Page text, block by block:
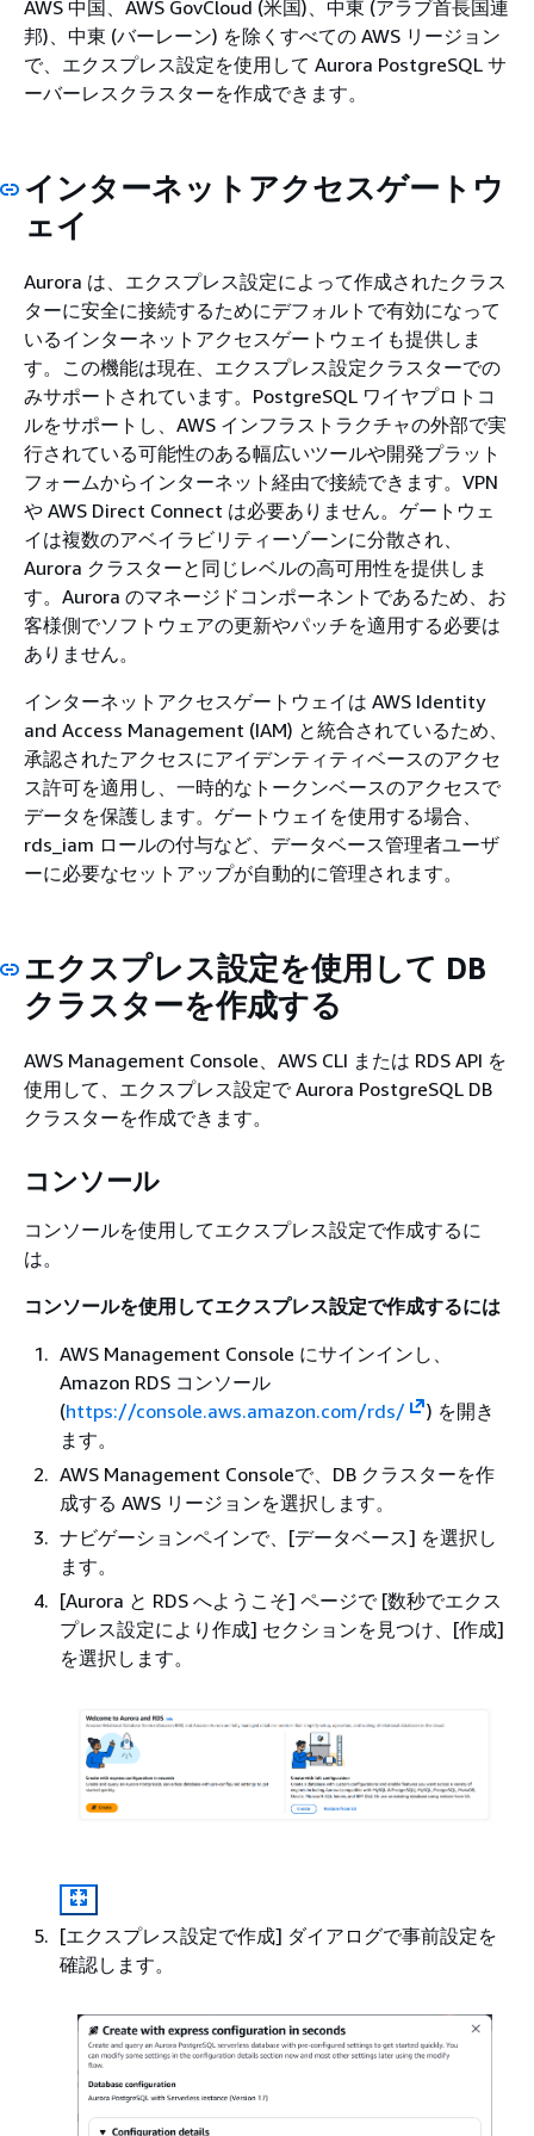
AWS 中国、AWS GovCloud (米国)、中東 (アラブ首長国連
邦)、中東 (バーレーン) を除くすべての AWS リージョン
で、エクスプレス設定を使用して Aurora PostgreSQL サ
ーバーレスクラスターを作成できます。
インターネットアクセスゲートウ
ェイ
Aurora は、エクスプレス設定によって作成されたクラス
ターに安全に接続するためにデフォルトで有効になって
いるインターネットアクセスゲートウェイも提供しま
す。この機能は現在、エクスプレス設定クラスターでの
みサポートされています。PostgreSQL ワイヤプロトコ
ルをサポートし、AWS インフラストラクチャの外部で実
行されている可能性のある幅広いツールや開発プラット
フォームからインターネット経由で接続できます。VPN
や AWS Direct Connect は必要ありません。ゲートウェ
イは複数のアベイラビリティーゾーンに分散され、
Aurora クラスターと同じレベルの高可用性を提供しま
す。Aurora のマネージドコンポーネントであるため、お
客様側でソフトウェアの更新やパッチを適用する必要は
ありません。
インターネットアクセスゲートウェイは AWS Identity
and Access Management (IAM) と統合されているため、
承認されたアクセスにアイデンティティベースのアクセ
ス許可を適用し、一時的なトークンベースのアクセスで
データを保護します。ゲートウェイを使用する場合、
rds_iam ロールの付与など、データベース管理者ユーザ
ーに必要なセットアップが自動的に管理されます。
エクスプレス設定を使用して DB
クラスターを作成する
AWS Management Console、AWS CLI または RDS API を
使用して、エクスプレス設定で Aurora PostgreSQL DB
クラスターを作成できます。
コンソール
コンソールを使用してエクスプレス設定で作成するに
は。
コンソールを使用してエクスプレス設定で作成するには
AWS Management Console にサインインし、
Amazon RDS コンソール
(https://console.aws.amazon.com/rds/
) を開き
ます。
AWS Management Consoleで、DB クラスターを作
成する AWS リージョンを選択します。
ナビゲーションペインで、[データベース] を選択し
ます。
[Aurora と RDS へようこそ] ページで [数秒でエクス
プレス設定により作成] セクションを見つけ、[作成]
を選択します。
[エクスプレス設定で作成] ダイアログで事前設定を
確認します。